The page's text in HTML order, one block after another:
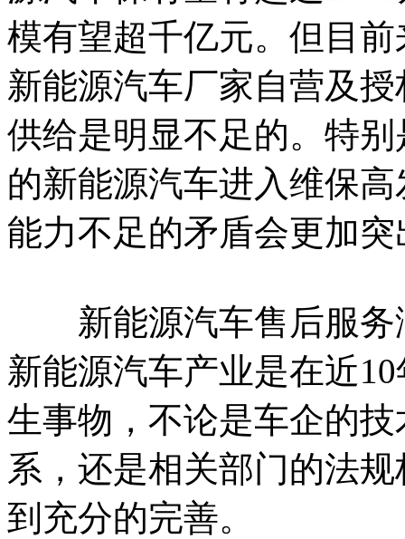
模有望超千亿元。但目
新能源汽车厂家自营及
供给是明显不足的。特
的新能源汽车进入维保
能力不足的矛盾会更加突
新能源汽车售后服务
新能源汽车产业是在近
生事物，不论是车企的
系，还是相关部门的法
到充分的完善。